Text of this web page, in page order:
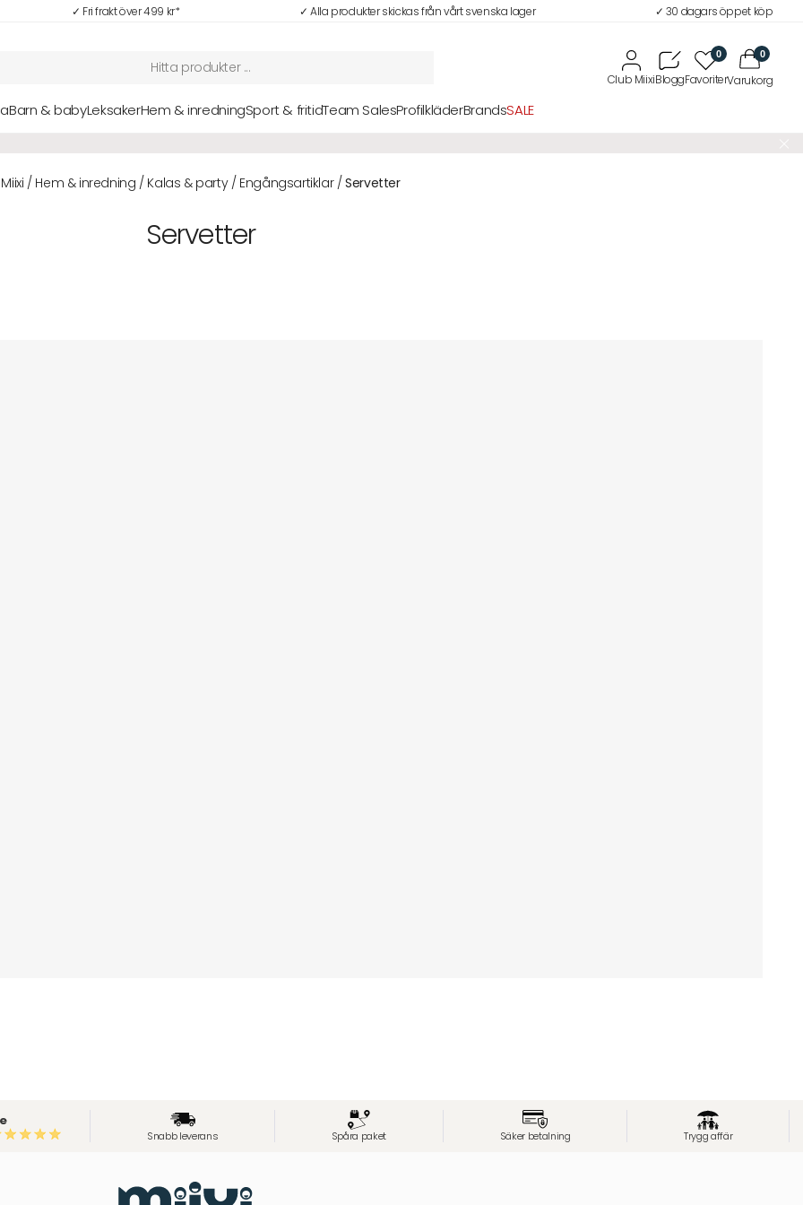
✓ Fri frakt över 499 kr* ✓ Alla produkter skickas från vårt svenska lager ✓ 30 dagars öppet köp
0 0
Barn & babyLeksakerHem & inredningSport & fritidTeam SalesProfilkläderBrandsSALE
Miixi / Hem & inredning / Kalas & party/ Engångsartiklar/Servetter
Servetter
Snabb leverans Spåra paket Säker betalning Trygg affär